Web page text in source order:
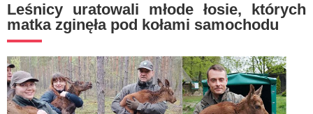
Leśnicy uratowali młode łosie, których
matka zginęła pod kołami samochodu